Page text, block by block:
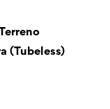
(Tubeless)